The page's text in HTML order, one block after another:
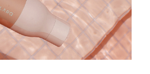
Analisi